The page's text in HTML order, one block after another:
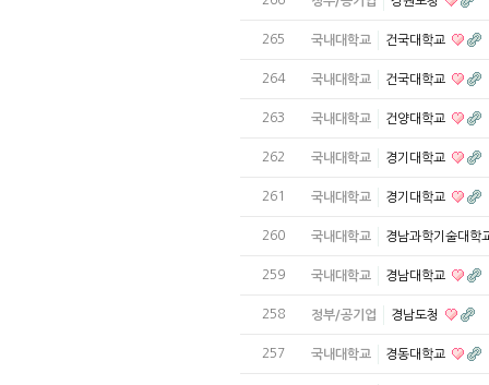
265 국내대학교 건국대학교
264 국내대학교 건국대학교
263 국내대학교 건양대학교
262 국내대학교 경기대학교
261 국내대학교 경기대학교
260 국내대학교 경남과학기술대학
259 국내대학교 경남대학교
258 정부/공기업 경남도청
257 국내대학교 경동대학교